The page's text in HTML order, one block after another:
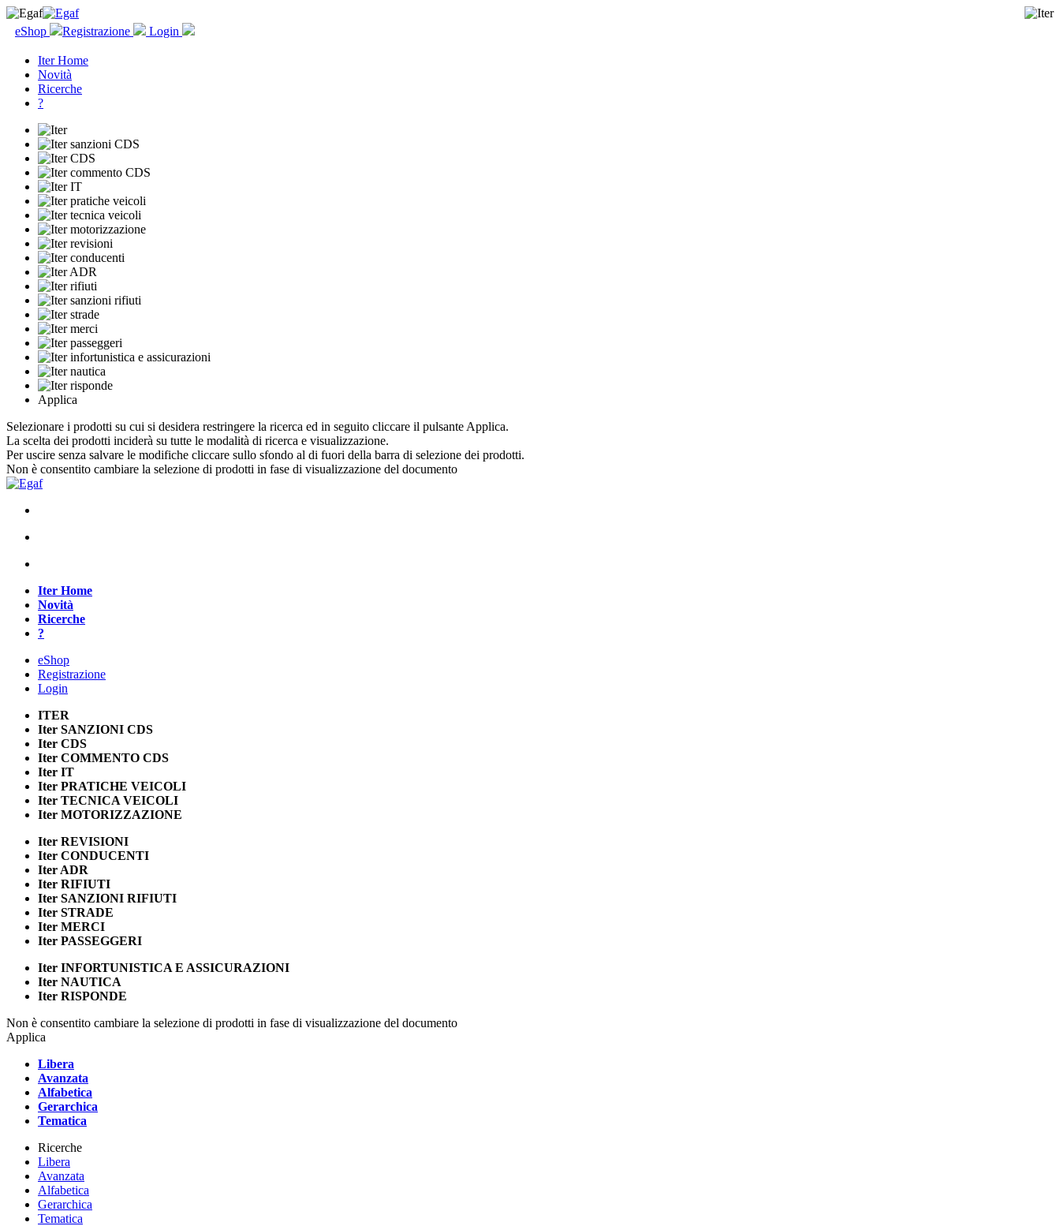
eShop Registrazione Login
Iter Home
Novità
Ricerche
?
Applica
Selezionare i prodotti su cui si desidera restringere la ricerca ed in seguito cliccare il pulsante Applica.
La scelta dei prodotti inciderà su tutte le modalità di ricerca e visualizzazione.
Per uscire senza salvare le modifiche cliccare sullo sfondo al di fuori della barra di selezione dei prodotti.
Non è consentito cambiare la selezione di prodotti in fase di visualizzazione del documento
Iter Home
Novità
Ricerche
?
eShop
Registrazione
Login
ITER
Iter SANZIONI CDS
Iter CDS
Iter COMMENTO CDS
Iter IT
Iter PRATICHE VEICOLI
Iter TECNICA VEICOLI
Iter MOTORIZZAZIONE
Iter REVISIONI
Iter CONDUCENTI
Iter ADR
Iter RIFIUTI
Iter SANZIONI RIFIUTI
Iter STRADE
Iter MERCI
Iter PASSEGGERI
Iter INFORTUNISTICA E ASSICURAZIONI
Iter NAUTICA
Iter RISPONDE
Non è consentito cambiare la selezione di prodotti in fase di visualizzazione del documento
Applica
Libera
Avanzata
Alfabetica
Gerarchica
Tematica
Ricerche
Libera
Avanzata
Alfabetica
Gerarchica
Tematica